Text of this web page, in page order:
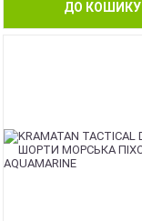
ДО КОШИКУ